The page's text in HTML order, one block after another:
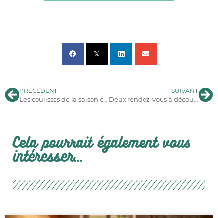
PRÉCÉDENT
Les coulisses de la saison chez Vignoble Février
SUIVANT
Deux rendez-vous à découvrir en Charente-Maritime
Cela pourrait également vous
intéresser...